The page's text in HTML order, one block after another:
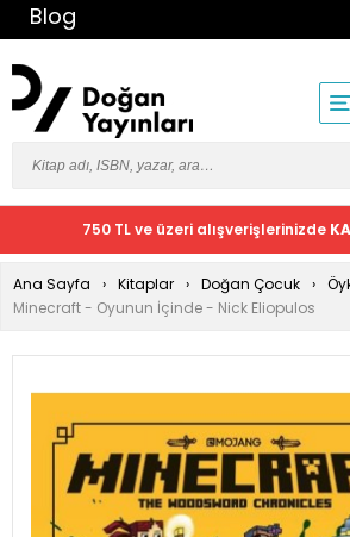
Blog
750 TL ve üzeri alışverişlerinizde
Ana Sayfa Kitaplar Doğan Çocuk
Minecraft - Oyunun İçinde - Nick Eliopulos